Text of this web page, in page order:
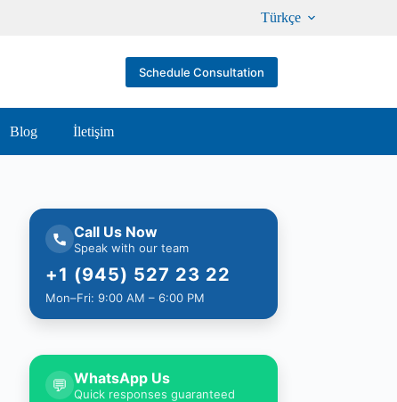
Türkçe
Schedule Consultation
Blog İletişim
Call Us Now
Speak with our team
+1 (945) 527 23 22
Mon–Fri: 9:00 AM – 6:00 PM
💬 WhatsApp Us
Quick responses guaranteed